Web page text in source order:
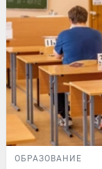
ОБРАЗОВАНИЕ